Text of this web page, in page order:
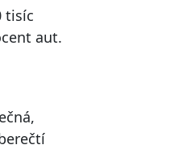
tisíc
aut.